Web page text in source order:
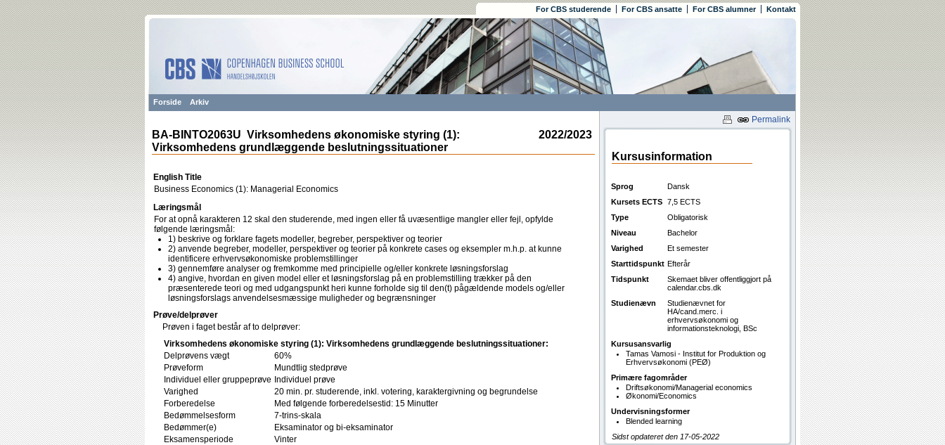
For CBS studerende For CBS ansatte For CBS alumner Kontakt
Forside Arkiv
Permalink
2022/2023
BA-BINTO2063U Virksomhedens økonomiske styring (1):
Virksomhedens grundlæggende beslutningssituationer
English Title
Business Economics (1): Managerial Economics
Læringsmål
For at opnå karakteren 12 skal den studerende, med ingen eller få uvæsentlige mangler eller fejl, opfylde
følgende læringsmål:
1) beskrive og forklare fagets modeller, begreber, perspektiver og teorier
2) anvende begreber, modeller, perspektiver og teorier på konkrete cases og eksempler m.h.p. at kunne
identificere erhvervsøkonomiske problemstillinger
3) gennemføre analyser og fremkomme med principielle og/eller konkrete løsningsforslag
4) angive, hvordan en given model eller et løsningsforslag på en problemstilling trækker på den
præsenterede teori og med udgangspunkt heri kunne forholde sig til den(t) pågældende models og/eller
løsningsforslags anvendelsesmæssige muligheder og begrænsninger
Prøve/delprøver
Prøven i faget består af to delprøver:
Virksomhedens økonomiske styring (1): Virksomhedens grundlæggende beslutningssituationer:
Delprøvens vægt
60%
Prøveform
Mundtlig stedprøve
Individuel eller gruppeprøve Individuel prøve
Varighed
20 min. pr. studerende, inkl. votering, karaktergivning og begrundelse
Forberedelse
Med følgende forberedelsestid: 15 Minutter
Bedømmelsesform
7-trins-skala
Bedømmer(e)
Eksaminator og bi-eksaminator
Eksamensperiode
Vinter
Kursusinformation
Sprog
Dansk
Kursets ECTS 7,5 ECTS
Type
Obligatorisk
Niveau
Bachelor
Varighed
Et semester
Starttidspunkt Efterår
Tidspunkt
Skemaet bliver offentliggjort på
calendar.cbs.dk
Studienævn
Studienævnet for
HA/cand.merc. i
erhvervsøkonomi og
informationsteknologi, BSc
Kursusansvarlig
Tamas Vamosi - Institut for Produktion og
Erhvervsøkonomi (PEØ)
Primære fagområder
Driftsøkonomi/Managerial economics
Økonomi/Economics
Undervisningsformer
Blended learning
Sidst opdateret den 17-05-2022